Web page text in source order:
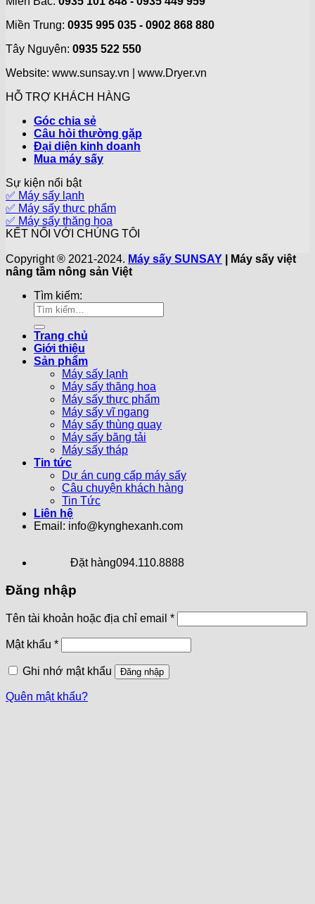
Miền Trung: 0935 995 035 - 0902 868 880
Tây Nguyên: 0935 522 550
Website: www.sunsay.vn | www.Dryer.vn
HỖ TRỢ KHÁCH HÀNG
Góc chia sẻ
Câu hỏi thường gặp
Đại diện kinh doanh
Mua máy sấy
Sự kiện nổi bật
✅ Máy sấy lạnh
✅ Máy sấy thực phẩm
✅ Máy sấy thăng hoa
KẾT NỐI VỚI CHÚNG TÔI
Copyright ® 2021-2024. Máy sấy SUNSAY | Máy sấy việt
nâng tầm nông sản Việt
Tìm kiếm:
Trang chủ
Giới thiệu
Sản phẩm
Máy sấy lạnh
Máy sấy thăng hoa
Máy sấy thực phẩm
Máy sấy vĩ ngang
Máy sấy thùng quay
Máy sấy băng tải
Máy sấy tháp
Tin tức
Dự án cung cấp máy sấy
Câu chuyện khách hàng
Tin Tức
Liên hệ
Email: info@kynghexanh.com
Đặt hàng094.110.8888
Đăng nhập
Tên tài khoản hoặc địa chỉ email *
Mật khẩu *
Ghi nhớ mật khẩu Đăng nhập
Quên mật khẩu?